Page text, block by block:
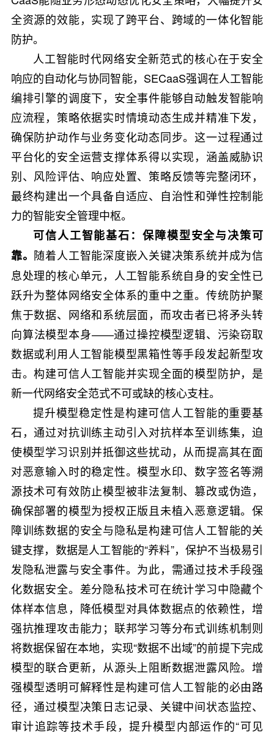
全资源的效能，实现了跨平台、跨域的一体化智能
防护。
人工智能时代网络安全新范式的核心在于安全
响应的自动化与协同智能，SECaaS强调在人工智能
编排引擎的调度下，安全事件能够自动触发智能响
应流程，策略依据实时情境动态生成并精准下发，
确保防护动作与业务变化动态同步。这一过程通过
平台化的安全运营支撑体系得以实现，涵盖威胁识
别、风险评估、响应处置、策略反馈等完整闭环，
最终构建出一个具备自适应、自治性和弹性控制能
力的智能安全管理中枢。
可信人工智能基石：保障模型安全与决策可
靠。 随着人工智能深度嵌入关键决策系统并成为信
息处理的核心单元，人工智能系统自身的安全性已
跃升为整体网络安全体系的重中之重。传统防护聚
焦于数据、网络和系统层面，而攻击者已将矛头转
向算法模型本身——通过操控模型逻辑、污染窃取
数据或利用人工智能模型黑箱性等手段发起新型攻
击。构建可信人工智能并实现全面的模型防护，是
新一代网络安全范式不可或缺的核心支柱。
提升模型稳定性是构建可信人工智能的重要基
石，通过对抗训练主动引入对抗样本至训练集，迫
使模型学习识别并抵御这些扰动，从而提高其在面
对恶意输入时的稳定性。模型水印、数字签名等溯
源技术可有效防止模型被非法复制、篡改或伪造，
确保部署的模型为授权正版且未植入恶意逻辑。保
障训练数据的安全与隐私是构建可信人工智能的关
键支撑，数据是人工智能的“养料”，保护不当极易引
发隐私泄露与安全事件。为此，需通过技术手段强
化数据安全。差分隐私技术可在统计学习中隐藏个
体样本信息，降低模型对具体数据点的依赖性，增
强抗推理攻击能力；联邦学习等分布式训练机制则
将数据保留在本地，实现“数据不出域”的前提下完成
模型的联合更新，从源头上阻断数据泄露风险。增
强模型透明可解释性是构建可信人工智能的必由路
径，通过模型决策日志记录、关键中间状态监控、
审计追踪等技术手段，提升模型内部运作的“可见